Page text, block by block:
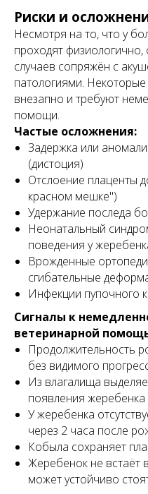
Риски и
Несмотря на то, что у
проходят
случаев сопряжён с
патологиями.
внезапно и требуют
помощи.
Частые осложнения:
Задержка или
(дистоция)
Отслоение плаценты
красном мешке")
Удержание последа
Неонатальный
поведения у
Врожденные
сгибательные
Инфекции пупочного
Сигналы к
ветеринарной
Продолжительность
без видимого
Из влагалища
появления жеребенка
У жеребенка
через 2 часа после
Кобыла сохраняет
Жеребенок не встаёт
может устойчиво